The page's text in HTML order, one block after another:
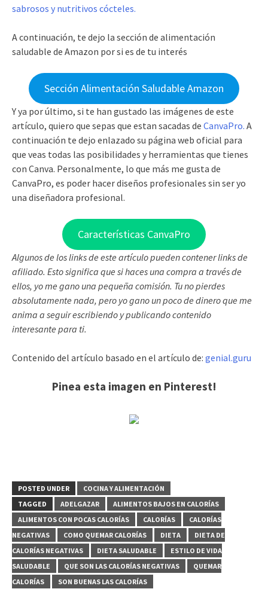
sabrosos y nutritivos cócteles.
A continuación, te dejo la sección de alimentación
saludable de Amazon por si es de tu interés
Sección Alimentación Saludable Amazon
Y ya por último, si te han gustado las imágenes de este
artículo, quiero que sepas que estan sacadas de CanvaPro. A
continuación te dejo enlazado su página web oficial para
que veas todas las posibilidades y herramientas que tienes
con Canva. Personalmente, lo que más me gusta de
CanvaPro, es poder hacer diseños profesionales sin ser yo
una diseñadora profesional.
Características CanvaPro
Algunos de los links de este artículo pueden contener links de
afiliado. Esto significa que si haces una compra a través de
ellos, yo me gano una pequeña comisión. Tu no pierdes
absolutamente nada, pero yo gano un poco de dinero que me
anima a seguir escribiendo y publicando contenido
interesante para ti.
Contenido del artículo basado en el artículo de: genial.guru
Pinea esta imagen en Pinterest!
POSTED UNDER
COCINA Y ALIMENTACIÓN
TAGGED
ADELGAZAR
ALIMENTOS BAJOS EN CALORÍAS
ALIMENTOS CON POCAS CALORÍAS
CALORÍAS
CALORÍAS
NEGATIVAS
COMO QUEMAR CALORÍAS DIETA
DIETA DE
CALORÍAS NEGATIVAS
DIETA SALUDABLE
ESTILO DE VIDA
SALUDABLE
QUE SON LAS CALORÍAS NEGATIVAS
QUEMAR
CALORÍAS
SON BUENAS LAS CALORÍAS